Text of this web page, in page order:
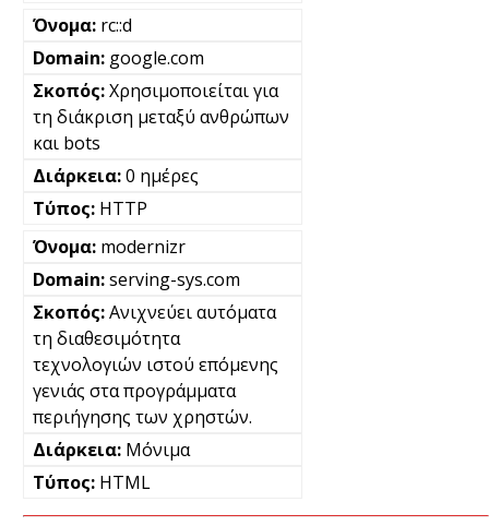
rc::d
google.com
Χρησιμοποιείται για
τη διάκριση μεταξύ ανθρώπων
και bots
0 ημέρες
HTTP
modernizr
serving-sys.com
Ανιχνεύει αυτόματα
τη διαθεσιμότητα
τεχνολογιών ιστού επόμενης
γενιάς στα προγράμματα
περιήγησης των χρηστών.
Μόνιμα
HTML